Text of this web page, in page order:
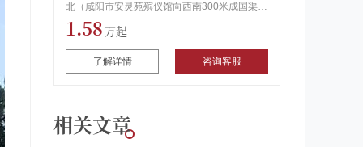
北（咸阳市安灵苑殡仪馆向西南300米成国渠南
岸），是咸阳市民政部门批准建立的合法墓
地。墓园服务热线：400-630-3139
1.58
了解详情 咨询客服
相关文章